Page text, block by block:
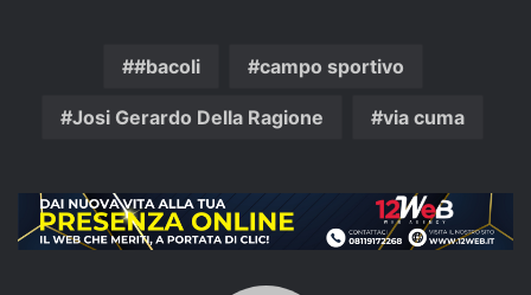
#bacoli campo sportivo
Josi Gerardo Della Ragione via cuma